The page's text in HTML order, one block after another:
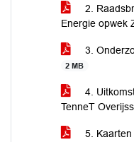
2.
Energie opwek
3.
2 MB
4.
TenneT
5.